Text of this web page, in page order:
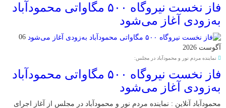
فاز نخست نیروگاه ۵۰۰ مگاواتی محمودآباد
به‌زودی آغاز می‌شود
06
آگوست 2026
نماینده مردم نور و محمودآباد در مجلس:
فاز نخست نیروگاه ۵۰۰ مگاواتی محمودآباد
به‌زودی آغاز می‌شود
محمودآباد آنلاین : نماینده مردم نور و محمودآباد در مجلس از آغاز اجرای